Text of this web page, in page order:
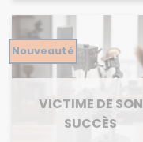
Nouveauté
VICTIME DE SON
SUCCÈS